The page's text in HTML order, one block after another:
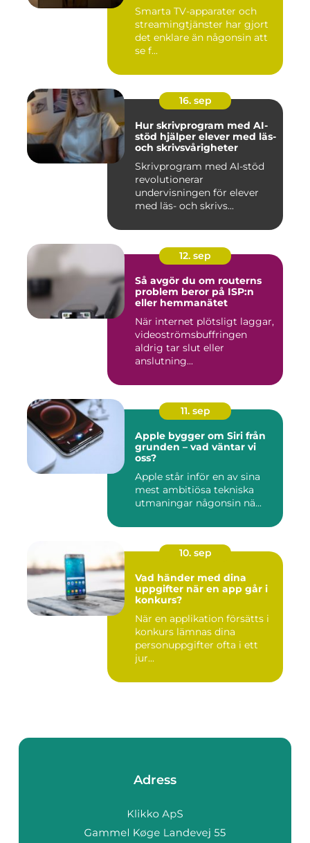
Smarta TV-apparater och
streamingtjänster har gjort
det enklare än någonsin att
se f...
16. sep
Hur skrivprogram med AI-
stöd hjälper elever med läs-
och skrivsvårigheter
Skrivprogram med AI-stöd
revolutionerar
undervisningen för elever
med läs- och skrivs...
12. sep
Så avgör du om routerns
problem beror på ISP:n
eller hemmanätet
När internet plötsligt laggar,
videoströmsbuffringen
aldrig tar slut eller
anslutning...
11. sep
Apple bygger om Siri från
grunden – vad väntar vi
oss?
Apple står inför en av sina
mest ambitiösa tekniska
utmaningar någonsin nä...
10. sep
Vad händer med dina
uppgifter när en app går i
konkurs?
När en applikation försätts i
konkurs lämnas dina
personuppgifter ofta i ett
jur...
Adress